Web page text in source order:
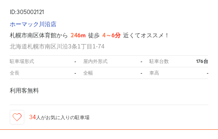
ID:305002121
ホーマック川沿店
札幌市南区体育館から 246m 徒歩 4～6分 近くてオススメ！
北海道札幌市南区川沿3条1丁目1-74
駐車場形式 - 屋内外形式 - 駐車台数 176台
全長 - 全幅 - 車高 -
利用客無料
34 人がお気に入りの駐車場